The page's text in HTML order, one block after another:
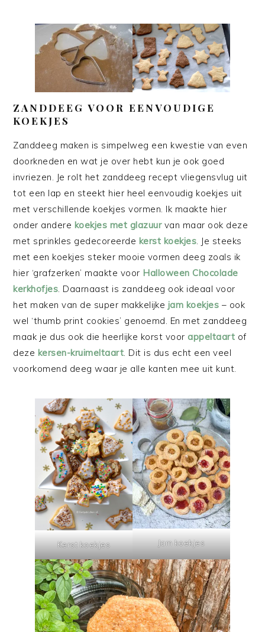
ZANDDEEG VOOR EENVOUDIGE
KOEKJES
Zanddeeg maken is simpelweg een kwestie van even
doorkneden en wat je over hebt kun je ook goed
invriezen. Je rolt het zanddeeg recept vliegensvlug uit
tot een lap en steekt hier heel eenvoudig koekjes uit
met verschillende koekjes vormen. Ik maakte hier
onder andere koekjes met glazuur van maar ook deze
met sprinkles gedecoreerde kerst koekjes. Je steeks
met een koekjes steker mooie vormen deeg zoals ik
hier ‘grafzerken’ maakte voor Halloween Chocolade
kerkhofjes. Daarnaast is zanddeeg ook ideaal voor
het maken van de super makkelijke jam koekjes – ook
wel ‘thumb print cookies’ genoemd. En met zanddeeg
maak je dus ook die heerlijke korst voorappeltaart of
deze kersen-kruimeltaart. Dit is dus echt een veel
voorkomend deeg waar je alle kanten mee uit kunt.
Kerst koekjes Jam koekjes